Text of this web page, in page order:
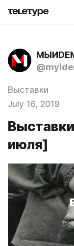
Выставки
July 16, 2019
июля]